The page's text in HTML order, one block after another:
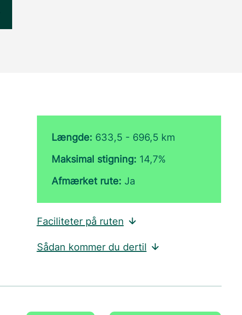
Længde: 633,5 - 696,5 km
Maksimal stigning: 14,7%
Afmærket rute: Ja
Faciliteter på ruten
Sådan kommer du dertil